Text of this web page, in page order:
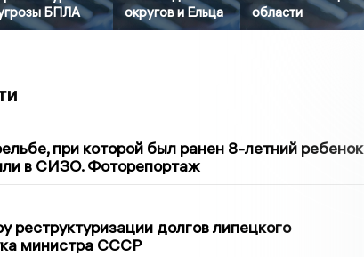
БПЛА
округов и Ельца
области
при которой был ранен 8-летний ребенок
в СИЗО. Фоторепортаж
реструктуризации долгов липецкого
министра СССР